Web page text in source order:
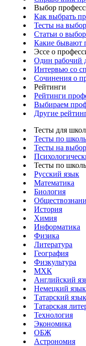
Выбор
Как выбрать
Тесты на
Статьи о
Какие бывают
Эссе о
Один рабочий
Интервью со
Сочинения о
Рейтинги
Рейтинги
Выбираем
Другие
Тесты для
Тесты по
Тесты на
Тесты по
Русский язык
Математика
Биология
История
Химия
Информатика
Физика
Литература
География
Физкультура
МХК
Английский
Немецкий язык
Татарский язык
Татарская
Технология
Экономика
ОБЖ
Астрономия